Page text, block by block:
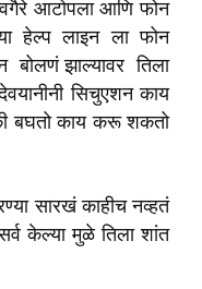
आटोपला आणि फोन
हेल्प लाइन ला फोन
बोलणं झाल्यावर तिला
सिचुएशन काय
बघतो काय करू शकतो
सारखं काहीच नव्हतं
केल्या मुळे तिला शांत